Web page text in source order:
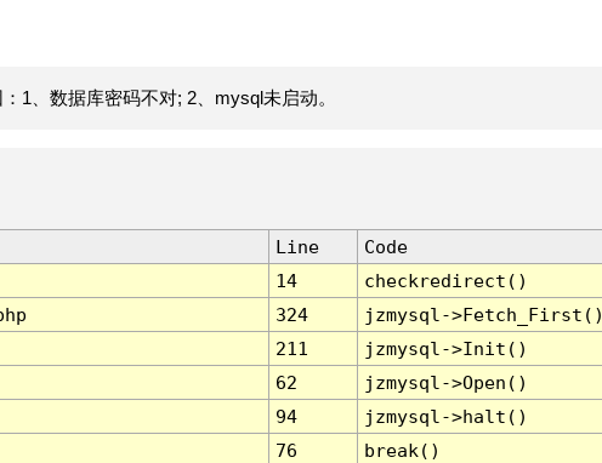
1、数据库密码不对; 2、mysql未启动。
Line
Code
14
checkredirect()
324
jzmysql-
211
jzmysql->Init()
62
jzmysql->Open()
94
jzmysql->halt()
76 break()